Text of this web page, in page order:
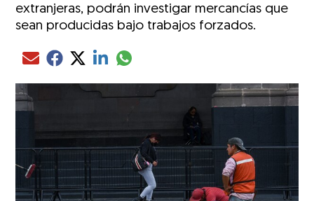
extranjeras, podrán investigar mercancías que
sean producidas bajo trabajos forzados.
Compartir el artículo actual mediante Email
Compartir el artículo actual mediante Facebook
Compartir el artículo actual mediante Twitter
Compartir el artículo actual mediante LinkedIn
Compartir el artículo actual mediante